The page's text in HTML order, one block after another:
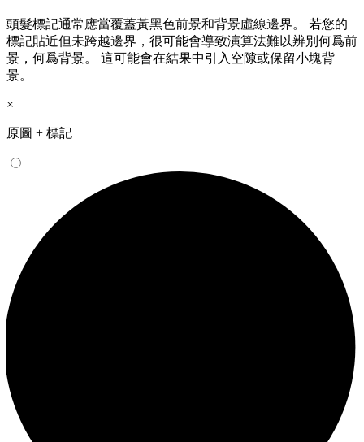
頭髮標記通常應當覆蓋黃黑色前景和背景虛線邊界。 若您的
標記貼近但未跨越邊界，很可能會導致演算法難以辨別何爲前
景，何爲背景。 這可能會在結果中引入空隙或保留小塊背
景。
×
原圖 + 標記